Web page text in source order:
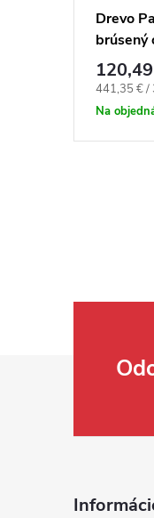
Drevo
brúsený
441,35 € /
Na